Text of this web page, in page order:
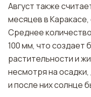
Август также
месяцев в
Среднее
100 мм, что создает
растительности и
несмотря на
и после них солнце